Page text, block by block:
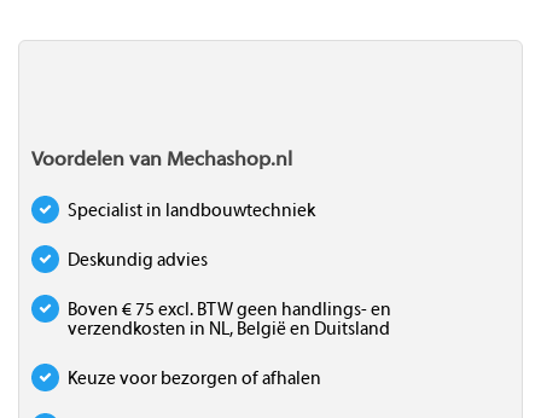
Voordelen van Mechashop.nl
Specialist in landbouwtechniek
Deskundig advies
Boven € 75 excl. BTW geen handlings- en
verzendkosten in NL, België en Duitsland
Keuze voor bezorgen of afhalen